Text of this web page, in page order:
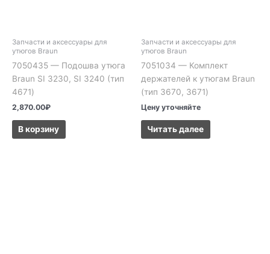
Запчасти и аксессуары для
утюгов Braun
7050435 — Подошва утюга
Braun SI 3230, SI 3240 (тип
4671)
2,870.00₽
В корзину
Запчасти и аксессуары для
утюгов Braun
7051034 — Комплект
держателей к утюгам Braun
(тип 3670, 3671)
Цену уточняйте
Читать далее